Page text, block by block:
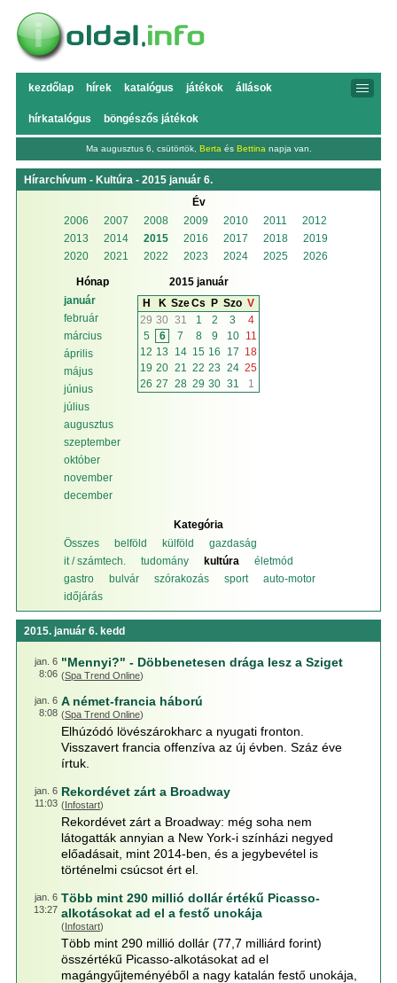
kezdőlap hírek katalógus játékok állások
hírkatalógus böngészős játékok
Ma augusztus 6, csütörtök, Berta és Bettina napja van.
Hírarchívum - Kultúra - 2015 január 6.
Év
2006
2007 2008 2009 2010 2011
2012
2013
2014 2015 2016 2017 2018
2019
2020
2021 2022 2023 2024 2025 2026
Hónap
január
február
március
április
május
június
július
augusztus
szeptember
október
november
december
2015 január
H
K SzeCs P Szo V
29 30 31 1 2 3
4
5
6 7 8 9 10
11
12 13 14 15 16 17 18
19 20 21 22 23 24 25
26 27 28 29 30 31 1
Kategória
Összes
belföld külföld
gazdaság
it / számtech.
tudomány kultúra
életmód
gastro
bulvár szórakozás sport
auto-motor
időjárás
2015. január 6. kedd
jan. 6
8:06
"Mennyi?" - Döbbenetesen drága lesz a Sziget
(Spa Trend Online)
jan. 6
8:08
A német-francia háború
(Spa Trend Online)
Elhúzódó lövészárokharc a nyugati fronton.
Visszavert francia offenzíva az új évben. Száz éve
írtuk.
jan. 6
11:03
Rekordévet zárt a Broadway
(Infostart)
Rekordévet zárt a Broadway: még soha nem
látogatták annyian a New York-i színházi negyed
előadásait, mint 2014-ben, és a jegybevétel is
történelmi csúcsot ért el.
jan. 6
13:27
Több mint 290 millió dollár értékű Picasso-
alkotásokat ad el a festő unokája
(Infostart)
Több mint 290 millió dollár (77,7 milliárd forint)
összértékű Picasso-alkotásokat ad el
magángyűjteményéből a nagy katalán festő unokája,